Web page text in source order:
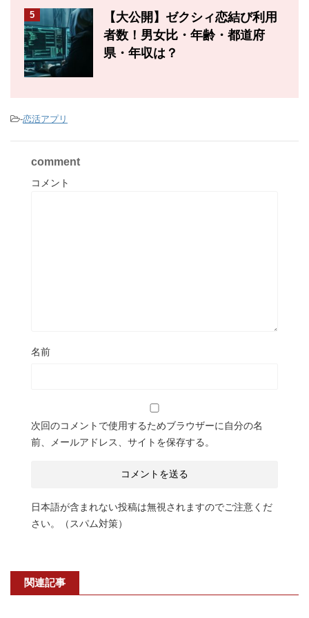
5
【大公開】ゼクシィ恋結び利用
者数！男女比・年齢・都道府
県・年収は？
-恋活アプリ
comment
コメント
名前
次回のコメントで使用するためブラウザーに自分の名
前、メールアドレス、サイトを保存する。
日本語が含まれない投稿は無視されますのでご注意くだ
さい。（スパム対策）
関連記事